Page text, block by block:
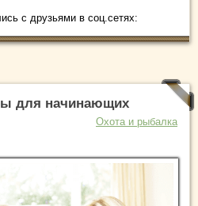
с друзьями в соц.сетях:
для начинающих
Охота и рыбалка